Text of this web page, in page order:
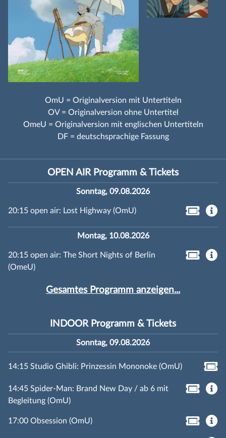
OmU = Originalversion mit Untertiteln
OV = Originalversion ohne Untertitel
OmeU = Originalversion mit englischen Untertiteln
DF = deutschsprachige Fassung
OPEN AIR Programm & Tickets
Sonntag, 09.08.2026
20:15 open air: Lost Highway (OmU)
Montag, 10.08.2026
20:15 open air: The Short Nights of Berlin
(OmeU)
Gesamtes Programm anzeigen...
INDOOR Programm & Tickets
Sonntag, 09.08.2026
14:15 Studio Ghibli: Prinzessin Mononoke (OmU)
14:45 Spider-Man: Brand New Day / ab 6 mit
Begleitung (OmU)
17:00 Obsession (OmU)